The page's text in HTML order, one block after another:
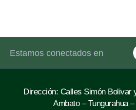
Estamos conectados en
Dirección: Calles Simón Bolivar
Ambato – Tungurahua